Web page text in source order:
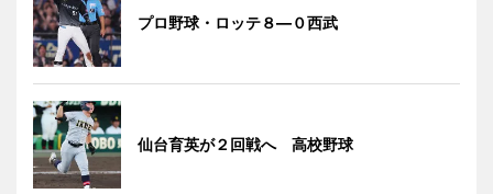
プロ野球・ロッテ８―０西武
仙台育英が２回戦へ 高校野球